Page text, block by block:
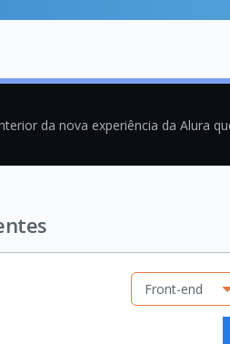
da nova experiência da Alura
Front-end